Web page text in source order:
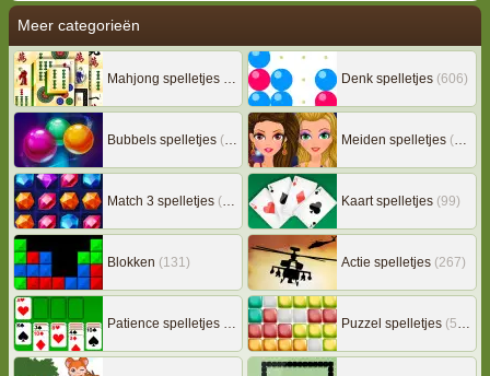
Meer categorieën
Mahjong spelletjes
(133) Denk spelletjes (606)
Bubbels spelletjes (78) Meiden spelletjes (239)
Match 3 spelletjes (163) Kaart spelletjes (99)
Blokken (131) Actie spelletjes (267)
Patience spelletjes
(92) Puzzel spelletjes (507)